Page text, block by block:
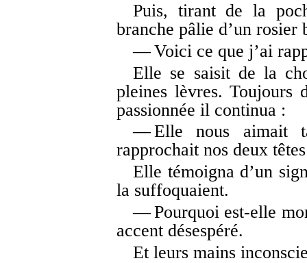
Puis, tirant de la
branche pâlie d’un rosier
— Voici ce que j’ai
Elle se saisit de la
pleines lèvres. Toujours
passionnée il continua :
— Elle nous aimait
rapprochait nos deux
Elle témoigna d’un
la suffoquaient.
— Pourquoi est-elle
accent désespéré.
Et leurs mains